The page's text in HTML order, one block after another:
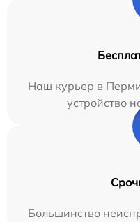
Наш курьер в
устройство
Большинство